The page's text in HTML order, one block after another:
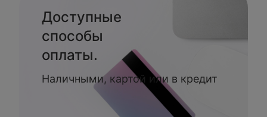
Доступные
способы
оплаты.
Наличными, картой или в кредит